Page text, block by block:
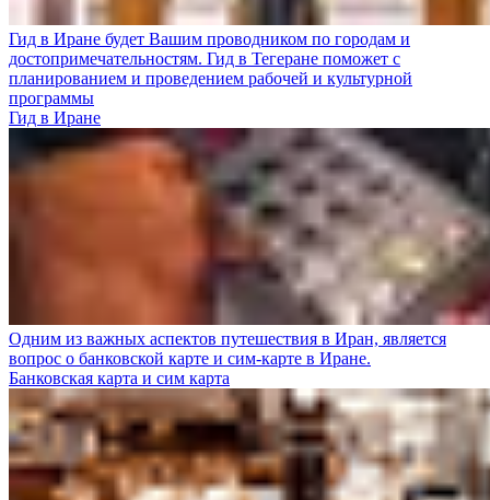
Гид в Иране будет Вашим проводником по городам и
достопримечательностям. Гид в Тегеране поможет с
планированием и проведением рабочей и культурной
программы
Гид в Иране
Одним из важных аспектов путешествия в Иран, является
вопрос о банковской карте и сим-карте в Иране.
Банковская карта и сим карта